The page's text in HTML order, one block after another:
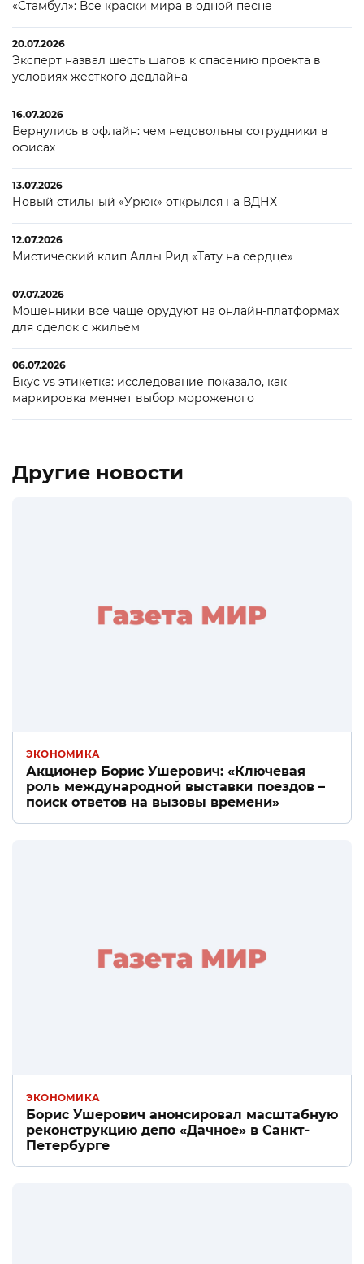
«Стамбул»: Все краски мира в одной песне
20.07.2026
Эксперт назвал шесть шагов к спасению проекта в
условиях жесткого дедлайна
16.07.2026
Вернулись в офлайн: чем недовольны сотрудники в
офисах
13.07.2026
Новый стильный «Урюк» открылся на ВДНХ
12.07.2026
Мистический клип Аллы Рид «Тату на сердце»
07.07.2026
Мошенники все чаще орудуют на онлайн-платформах
для сделок с жильем
06.07.2026
Вкус vs этикетка: исследование показало, как
маркировка меняет выбор мороженого
Другие новости
ЭКОНОМИКА
Акционер Борис Ушерович: «Ключевая
роль международной выставки поездов –
поиск ответов на вызовы времени»
ЭКОНОМИКА
Борис Ушерович анонсировал масштабную
реконструкцию депо «Дачное» в Санкт-
Петербурге